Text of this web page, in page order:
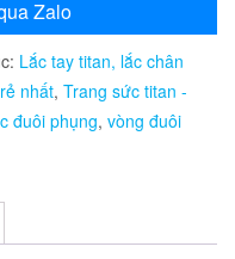
Zalo
Lắc tay titan, lắc chân
nhất, Trang sức titan -
đuôi phụng, vòng đuôi